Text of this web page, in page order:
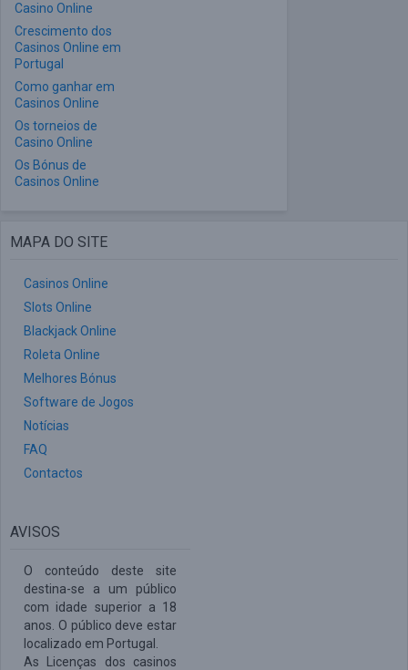
Casino Online
Crescimento dos
Casinos Online em
Portugal
Como ganhar em
Casinos Online
Os torneios de
Casino Online
Os Bónus de
Casinos Online
MAPA DO SITE
Casinos Online
Slots Online
Blackjack Online
Roleta Online
Melhores Bónus
Software de Jogos
Notícias
FAQ
Contactos
AVISOS
O conteúdo deste site
destina-se a um público
com idade superior a 18
anos. O público deve estar
localizado em Portugal.
As Licenças dos casinos